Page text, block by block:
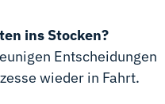
ins Stocken?
Entscheidungen
wieder in Fahrt.